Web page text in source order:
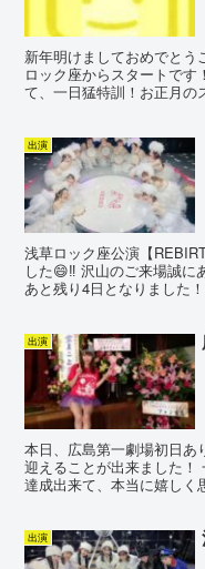
新年明けましておめでと
ロック座からスタートで
て、一日猛特訓！お正月の
出演
浅草ロック座公演【
した😄‼️ 沢山のご来場誠に
あと残り4日となりました
出演
本日、広島第一劇場初日あ
迎えることが出来ました！
達成出来て、本当に嬉しく
出演